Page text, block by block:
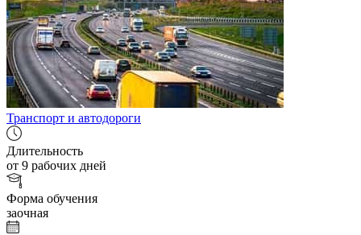
Транспорт и автодороги
Длительность
от 9 рабочих дней
Форма обучения
заочная